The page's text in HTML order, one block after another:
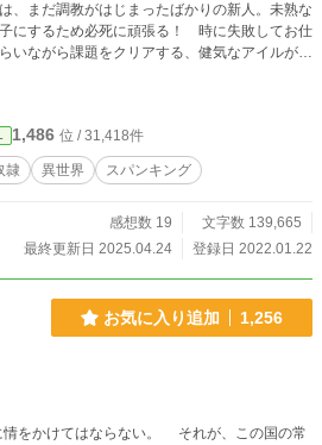
、まだ調教がはじまったばかりの新人。未熟な
にするため必死に頑張る！ 時に失敗してお仕
いながら課題をクリアする、健気なアイルが活
はアンソニー×アイルですが、モブ×アイル
はなんだかんだ最終ラブラブエッチですが、
【第二部】 みごと皇太子
子。皇太子の奴隷となったアイルは、様々なエ
ばなりません。まだまだ未熟なアイルは、エッ
のか？ イマラチオ、陵辱、拘
特化した創作であり、現実ではあり得ないこ
い人は読まないでください。
1,486 位 / 31,418件
隷 異世界 スパンキング
感想数 19
文字数 139,665
最終更新日 2025.04.24
登録日 2022.01.22
お気に入り追加 1,256
をかけてはならない。 それが、この国の常